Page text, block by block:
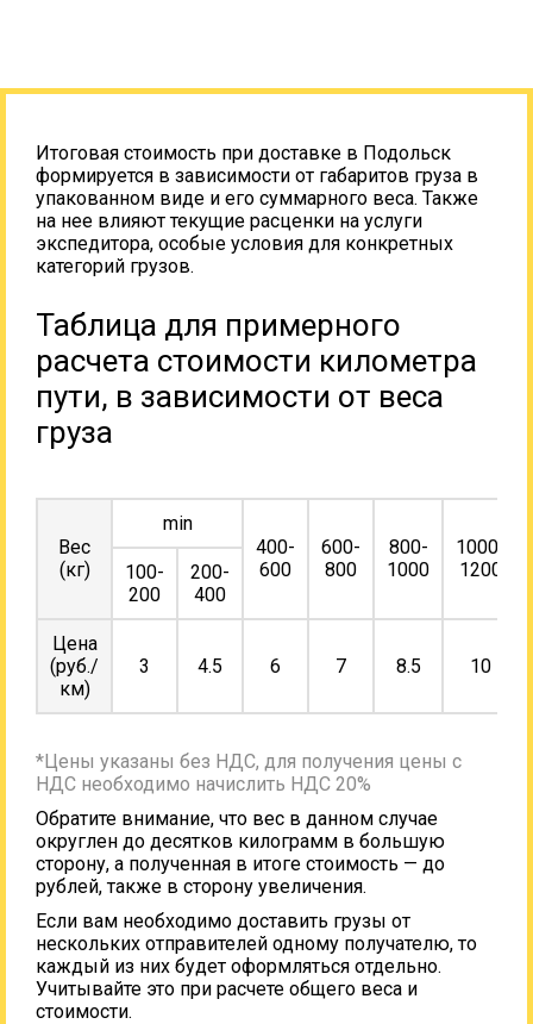
Итоговая стоимость при доставке в Подольск
формируется в зависимости от габаритов груза в
упакованном виде и его суммарного веса. Также
на нее влияют текущие расценки на услуги
экспедитора, особые условия для конкретных
категорий грузов.
Таблица для примерного
расчета стоимости километра
пути, в зависимости от веса
груза
Вес
(кг)
min
400-
600
600-
800
800-
1000
1000-
1200
100-
200
200-
400
Цена
(руб./
км)
3 4.5 6 7 8.5 10
*Цены указаны без НДС, для получения цены с
НДС необходимо начислить НДС 20%
Обратите внимание, что вес в данном случае
округлен до десятков килограмм в большую
сторону, а полученная в итоге стоимость — до
рублей, также в сторону увеличения.
Если вам необходимо доставить грузы от
нескольких отправителей одному получателю, то
каждый из них будет оформляться отдельно.
Учитывайте это при расчете общего веса и
стоимости.